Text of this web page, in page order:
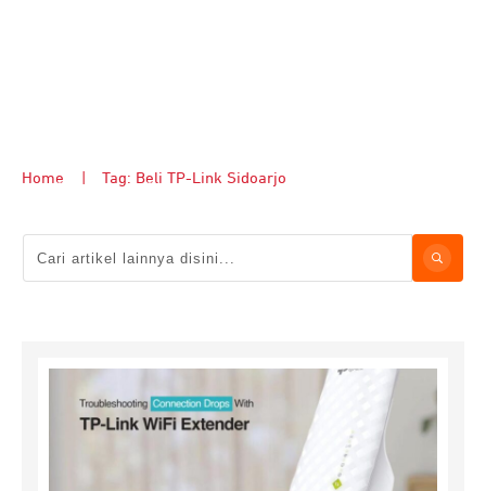
Home Tag: Beli TP-Link Sidoarjo